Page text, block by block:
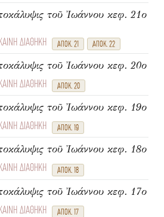
τοῦ Ἰωάννου κεφ. 21ο
ΔΙΑΘΗΚΗ ΑΠΟΚ. 21 ΑΠΟΚ. 22
τοῦ Ἰωάννου κεφ. 20ο
ΔΙΑΘΗΚΗ ΑΠΟΚ. 20
τοῦ Ἰωάννου κεφ. 19ο
ΔΙΑΘΗΚΗ ΑΠΟΚ. 19
τοῦ Ἰωάννου κεφ. 18ο
ΔΙΑΘΗΚΗ ΑΠΟΚ. 18
τοῦ Ἰωάννου κεφ. 17ο
ΔΙΑΘΗΚΗ ΑΠΟΚ. 17